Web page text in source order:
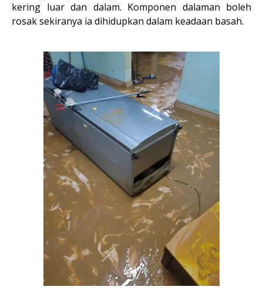
kering luar dan dalam. Komponen dalaman boleh
rosak sekiranya ia dihidupkan dalam keadaan basah.